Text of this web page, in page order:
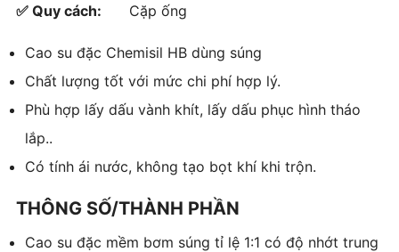
✅ Quy cách:
Cặp ống
Cao su đặc Chemisil HB dùng súng
Chất lượng tốt với mức chi phí hợp lý.
Phù hợp lấy dấu vành khít, lấy dấu phục hình tháo
lắp..
Có tính ái nước, không tạo bọt khí khi trộn.
THÔNG SỐ/THÀNH PHẦN
Cao su đặc mềm bơm súng tỉ lệ 1:1 có độ nhớt trung